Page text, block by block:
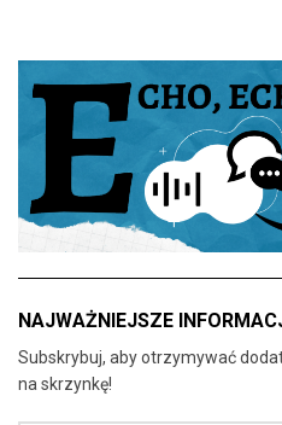
NAJWAŻNIEJSZE
Subskrybuj, aby otrzymywać
na skrzynkę!